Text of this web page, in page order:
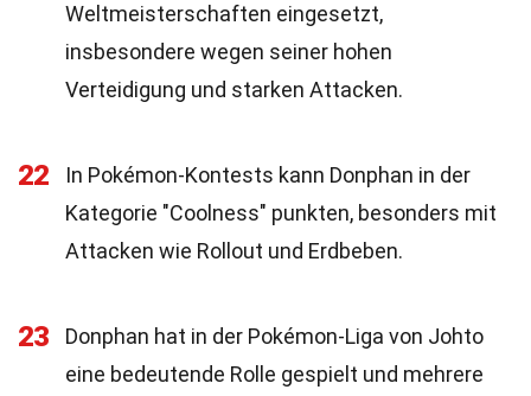
Weltmeisterschaften eingesetzt,
insbesondere wegen seiner hohen
Verteidigung und starken Attacken.
22
In Pokémon-Kontests kann Donphan in der
Kategorie "Coolness" punkten, besonders mit
Attacken wie Rollout und Erdbeben.
23
Donphan hat in der Pokémon-Liga von Johto
eine bedeutende Rolle gespielt und mehrere